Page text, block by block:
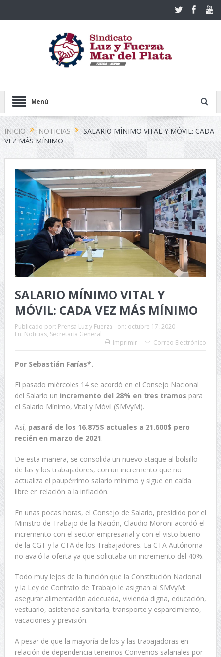
Menú
INICIO NOTICIAS
SALARIO MÍNIMO VITAL Y MÓVIL: CADA
VEZ MÁS MÍNIMO
SALARIO MÍNIMO VITAL Y
MÓVIL: CADA VEZ MÁS MÍNIMO
Publicado por: Prensa Luz y Fuerza on: octubre 17, 2020
En: Noticias, Secretaría General
Imprimir
Correo Electrónico
PorSebastián Farías*.
El pasado miércoles 14 se acordó en el Consejo Nacional
del Salario un incremento del 28% en tres tramos para
el Salario Mínimo, Vital y Móvil (SMVyM).
Así, pasará de los 16.875$ actuales a 21.600$ pero
recién en marzo de 2021.
De esta manera, se consolida un nuevo ataque al bolsillo
de las y los trabajadores, con un incremento que no
actualiza el paupérrimo salario mínimo y sigue en caída
libre en relación a la inflación.
En unas pocas horas, el Consejo de Salario, presidido por el
Ministro de Trabajo de la Nación, Claudio Moroni acordó el
incremento con el sector empresarial y con el visto bueno
de la CGT y la CTA de los Trabajadores. La CTA Autónoma
no avaló la oferta ya que solicitaba un incremento del 40%.
Todo muy lejos de la función que la Constitución Nacional
y la Ley de Contrato de Trabajo le asignan al SMVyM:
asegurar alimentación adecuada, vivienda digna, educación,
vestuario, asistencia sanitaria, transporte y esparcimiento,
vacaciones y previsión.
A pesar de que la mayoría de los y las trabajadoras en
relación de dependencia tenemos Convenios salariales por